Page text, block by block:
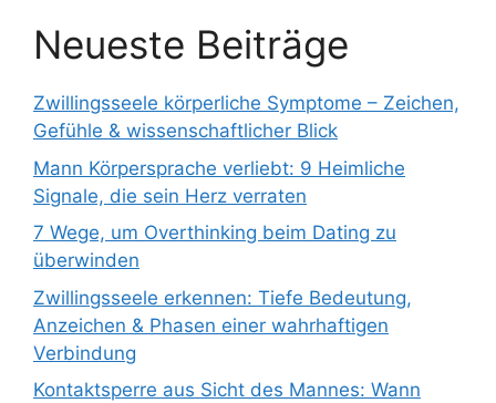
Neueste Beiträge
Zwillingsseele körperliche Symptome – Zeichen,
Gefühle & wissenschaftlicher Blick
Mann Körpersprache verliebt: 9 Heimliche
Signale, die sein Herz verraten
7 Wege, um Overthinking beim Dating zu
überwinden
Zwillingsseele erkennen: Tiefe Bedeutung,
Anzeichen & Phasen einer wahrhaftigen
Verbindung
Kontaktsperre aus Sicht des Mannes: Wann